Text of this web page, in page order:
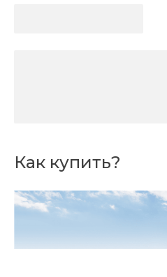
Как купить?